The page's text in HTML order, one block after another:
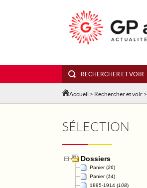
RECHERCHER ET VOIR
Accueil > Rechercher et voir >
SÉLECTION